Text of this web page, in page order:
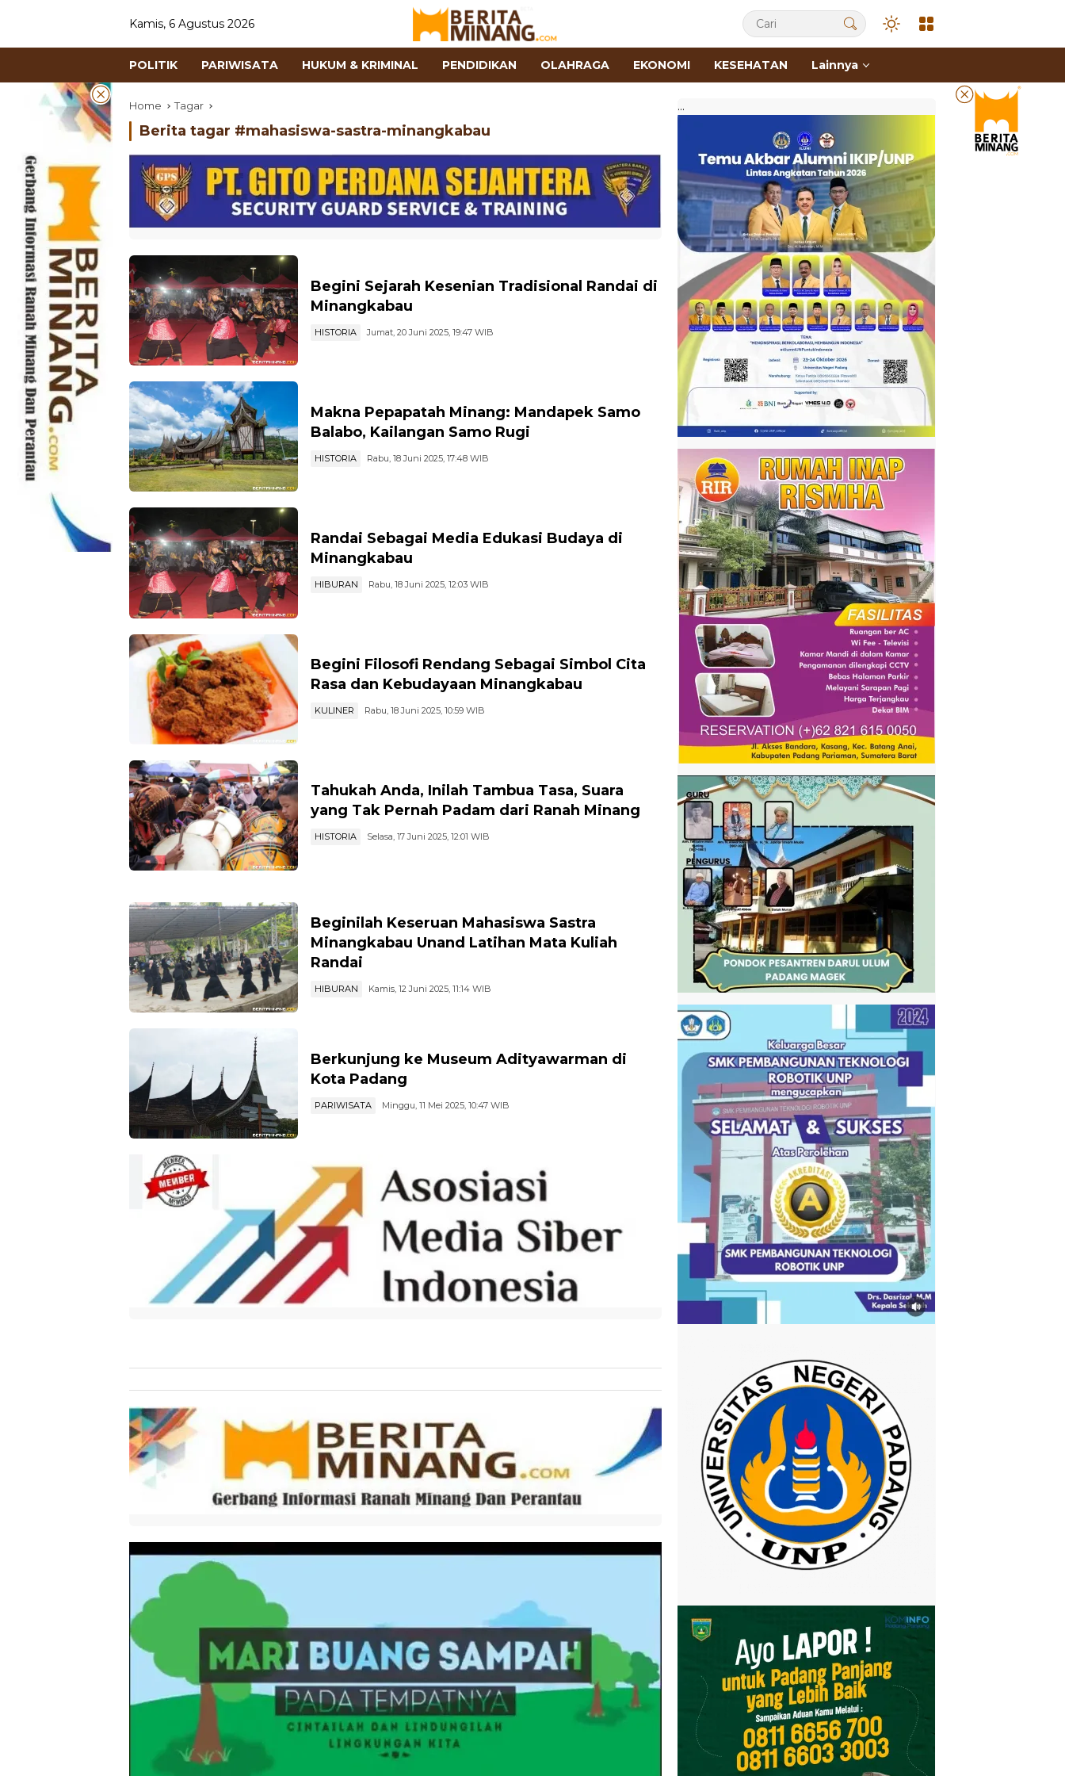
Kamis, 6 Agustus 2026
POLITIK PARIWISATA HUKUM & KRIMINAL PENDIDIKAN OLAHRAGA EKONOMI KESEHATAN Lainnya
Home Tagar
Berita tagar #mahasiswa-sastra-minangkabau
Begini Sejarah Kesenian Tradisional Randai di
Minangkabau
HISTORIA Jumat, 20 Juni 2025, 19:47 WIB
Makna Pepapatah Minang: Mandapek Samo
Balabo, Kailangan Samo Rugi
HISTORIA Rabu, 18 Juni 2025, 17:48 WIB
Randai Sebagai Media Edukasi Budaya di
Minangkabau
HIBURAN Rabu, 18 Juni 2025, 12:03 WIB
Begini Filosofi Rendang Sebagai Simbol Cita
Rasa dan Kebudayaan Minangkabau
KULINER Rabu, 18 Juni 2025, 10:59 WIB
Tahukah Anda, Inilah Tambua Tasa, Suara
yang Tak Pernah Padam dari Ranah Minang
HISTORIA Selasa, 17 Juni 2025, 12:01 WIB
Beginilah Keseruan Mahasiswa Sastra
Minangkabau Unand Latihan Mata Kuliah
Randai
HIBURAN Kamis, 12 Juni 2025, 11:14 WIB
Berkunjung ke Museum Adityawarman di
Kota Padang
PARIWISATA Minggu, 11 Mei 2025, 10:47 WIB
...